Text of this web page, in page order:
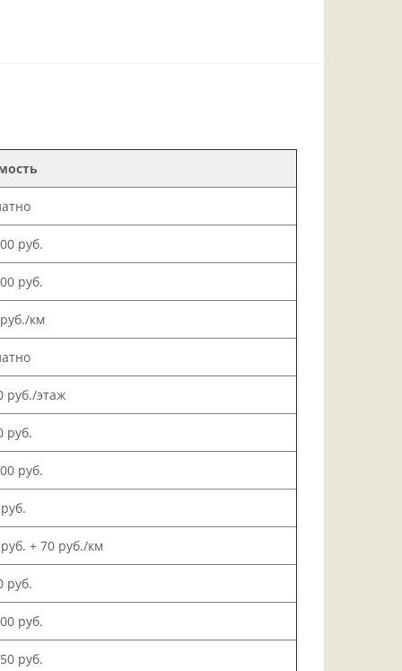
руб.
руб.
км
руб./этаж
руб.
руб.
+ 70 руб./км
руб.
руб.
руб.